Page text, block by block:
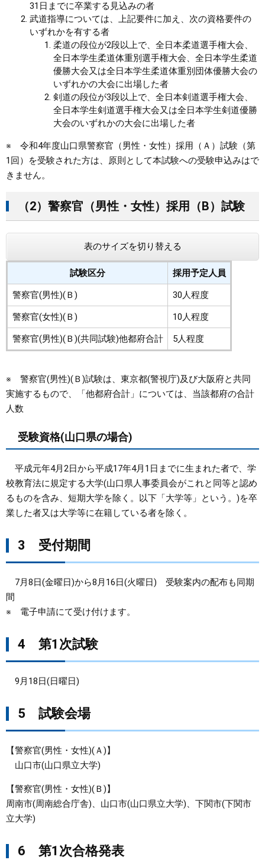
31日までに卒業する見込みの者
武道指導については、上記要件に加え、次の資格要件の
いずれかを有する者
柔道の段位が2段以上で、全日本柔道選手権大会、
全日本学生柔道体重別選手権大会、全日本学生柔道
優勝大会又は全日本学生柔道体重別団体優勝大会の
いずれかの大会に出場した者
剣道の段位が3段以上で、全日本剣道選手権大会、
全日本学生剣道選手権大会又は全日本学生剣道優勝
大会のいずれかの大会に出場した者
※ 令和4年度山口県警察官（男性・女性）採用（Ａ）試験（第
1回）を受験された方は、原則として本試験への受験申込みはで
きません。
（2）警察官（男性・女性）採用（B）試験
表のサイズを切り替える
試験区分 採用予定人員
警察官(男性)(Ｂ) 30人程度
警察官(女性)(Ｂ) 10人程度
警察官(男性)(Ｂ)(共同試験)他都府合計 5人程度
※ 警察官(男性)(Ｂ)試験は、東京都(警視庁)及び大阪府と共同
実施するもので、「他都府合計」については、当該都府の合計
人数
受験資格(山口県の場合)
平成元年4月2日から平成17年4月1日までに生まれた者で、学
校教育法に規定する大学(山口県人事委員会がこれと同等と認め
るものを含み、短期大学を除く。以下「大学等」という。)を卒
業した者又は大学等に在籍している者を除く。
3 受付期間
7月8日(金曜日)から8月16日(火曜日) 受験案内の配布も同期
間
※ 電子申請にて受け付けます。
4 第1次試験
9月18日(日曜日)
5 試験会場
【警察官(男性・女性)(Ａ)】
山口市(山口県立大学)
【警察官(男性・女性)(Ｂ)】
周南市(周南総合庁舎)、山口市(山口県立大学)、下関市(下関市
立大学)
6 第1次合格発表